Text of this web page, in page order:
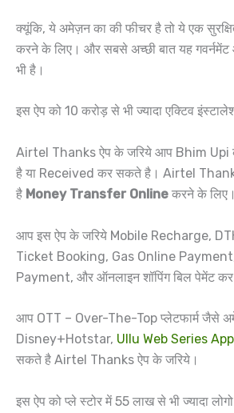
क्यूंकि, ये अमेज़न का की फीचर है तो ये एक
करने के लिए। और सबसे अच्छी बात यह
भी है।
इस ऐप को 10 करोड़ से भी ज्यादा एक्टिव
Airtel Thanks ऐप के जरिये आप Bhim
है या Received कर सकते है। Airtel
है Money Transfer Online करने के लिए।
आप इस ऐप के जरिये Mobile Recharge,
Ticket Booking, Gas Online
Payment, और ऑनलाइन शॉपिंग बिल पेमेंट
आप OTT – Over-The-Top प्लेटफार्म जैसे
Disney+Hotstar, Ullu Web Series App
सकते है Airtel Thanks ऐप के जरिये।
इस ऐप को प्ले स्टोर में 55 लाख से भी ज्यादा